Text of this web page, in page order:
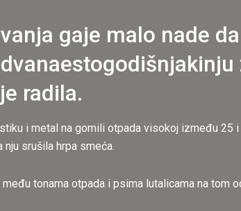
gaje malo nade
radila.
i metal na gomili otpada visokoj između 25
srušila hrpa smeća.
tonama otpada i psima lutalicama na tom